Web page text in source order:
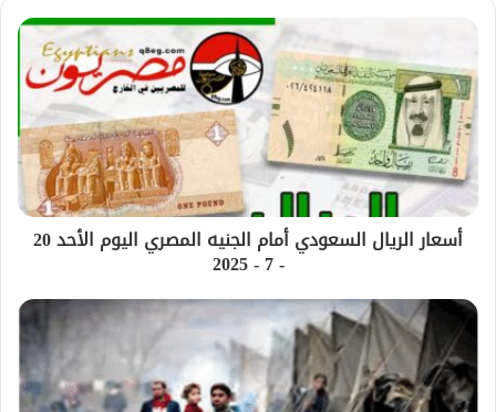
أسعار الريال السعودي أمام الجنيه المصري اليوم الأحد 20
- 7 - 2025